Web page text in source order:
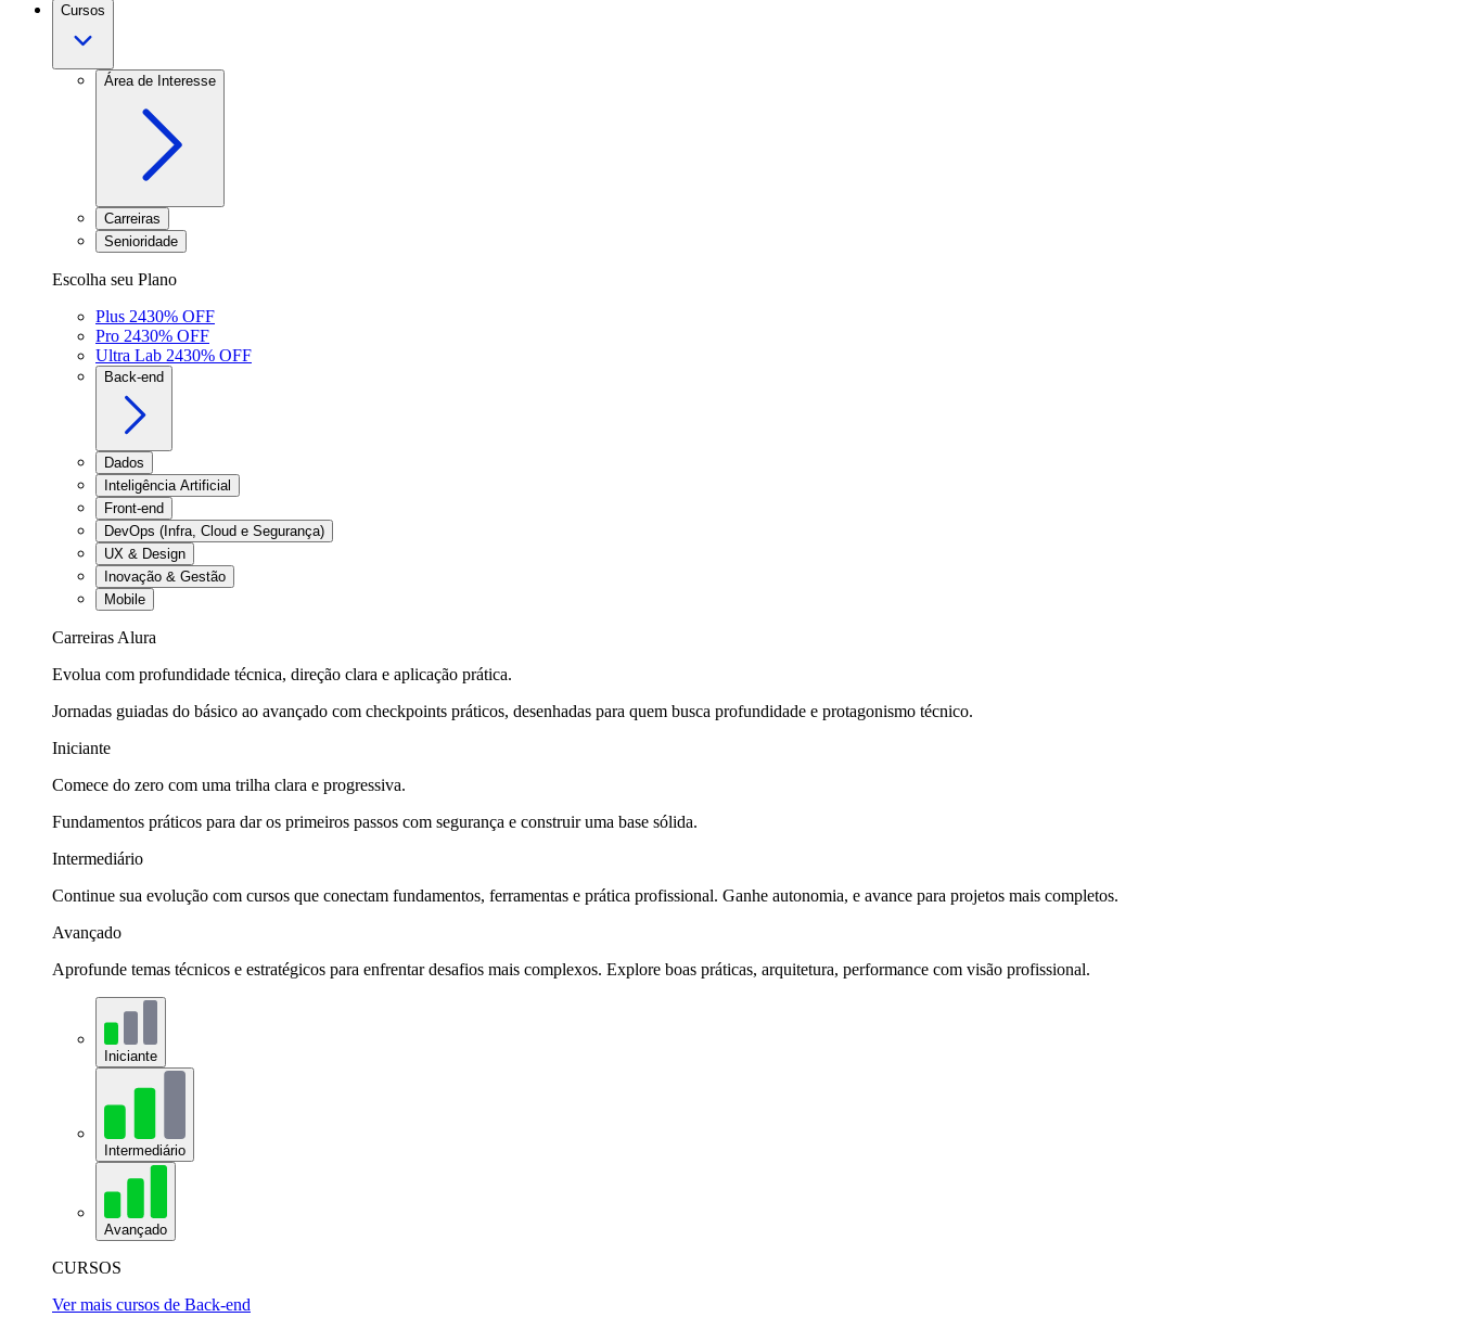
Cursos
Área de Interesse
Carreiras
Senioridade
Escolha seu Plano
Plus 2430% OFF
Pro 2430% OFF
Ultra Lab 2430% OFF
Back-end
Dados
Inteligência Artificial
Front-end
DevOps (Infra, Cloud e Segurança)
UX & Design
Inovação & Gestão
Mobile
Carreiras Alura
Evolua com profundidade técnica, direção clara e aplicação prática.
Jornadas guiadas do básico ao avançado com checkpoints práticos, desenhadas para quem busca profundidade e protagonismo técnico.
Iniciante
Comece do zero com uma trilha clara e progressiva.
Fundamentos práticos para dar os primeiros passos com segurança e construir uma base sólida.
Intermediário
Continue sua evolução com cursos que conectam fundamentos, ferramentas e prática profissional. Ganhe autonomia, e avance para projetos mais completos.
Avançado
Aprofunde temas técnicos e estratégicos para enfrentar desafios mais complexos. Explore boas práticas, arquitetura, performance com visão profissional.
Iniciante
Intermediário
Avançado
CURSOS
Ver mais cursos de Back-end